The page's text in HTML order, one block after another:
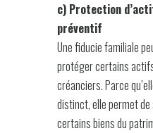
c) Protection
préventif
Une fiducie familiale
protéger certains
créanciers. Parce
distinct, elle permet
certains biens du